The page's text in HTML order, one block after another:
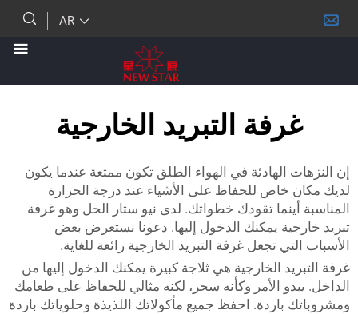
التبريد الخارجية
الهادئة في الهواء الطلق تكون ممتعة عندما يكون
خاص للحفاظ على الأشياء عند درجة الحرارة
تقودك خطواتك. لدى نيو ستار الحل وهو غرفة
يمكنك الدخول إليها. دعونا نستعرض بعض
تجعل غرفة التبريد الخارجية رائعة للغاية.
الخارجية هي ثلاجة كبيرة يمكنك الدخول إليها من
الأمر وكأنه سحر، لكنه مثالي للحفاظ على طعامك
باردة. احفظ جميع مأكولاتك اللذيذة وحلوياتك باردة